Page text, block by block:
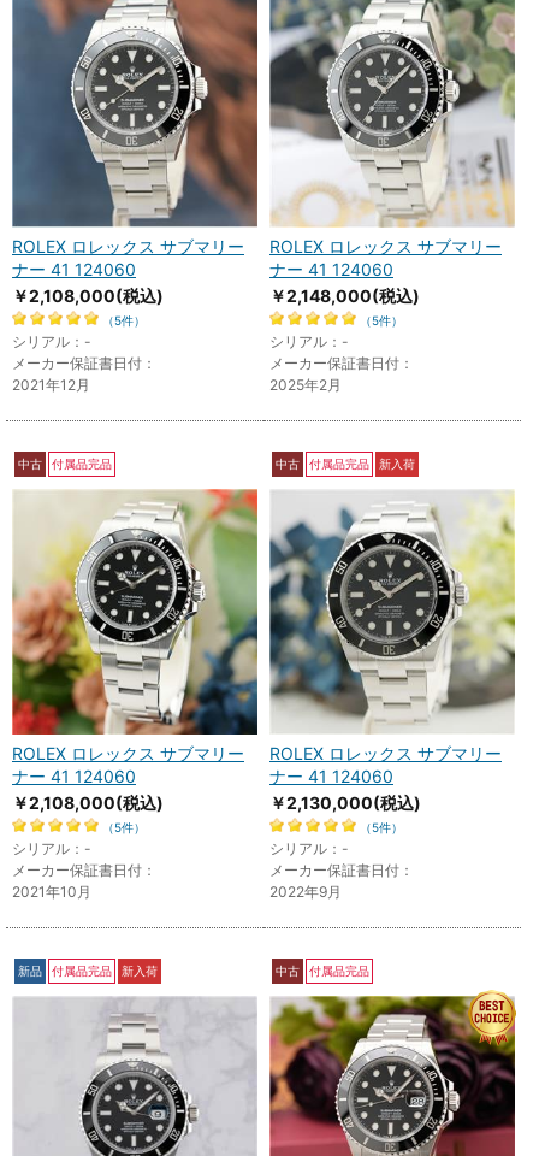
ROLEX ロレックス サブマリー
ナー 41 124060
￥2,108,000(税込)
（5件）
シリアル：-
メーカー保証書日付：
2021年12月
ROLEX ロレックス サブマリー
ナー 41 124060
￥2,148,000(税込)
（5件）
シリアル：-
メーカー保証書日付：
2025年2月
中古 付属品完品
ROLEX ロレックス サブマリー
ナー 41 124060
￥2,108,000(税込)
（5件）
シリアル：-
メーカー保証書日付：
2021年10月
中古 付属品完品 新入荷
ROLEX ロレックス サブマリー
ナー 41 124060
￥2,130,000(税込)
（5件）
シリアル：-
メーカー保証書日付：
2022年9月
新品 付属品完品 新入荷 中古 付属品完品